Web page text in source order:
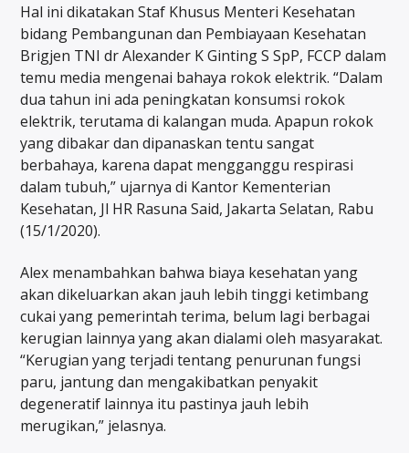
Hal ini dikatakan Staf Khusus Menteri Kesehatan
bidang Pembangunan dan Pembiayaan Kesehatan
Brigjen TNI dr Alexander K Ginting S SpP, FCCP dalam
temu media mengenai bahaya rokok elektrik. “Dalam
dua tahun ini ada peningkatan konsumsi rokok
elektrik, terutama di kalangan muda. Apapun rokok
yang dibakar dan dipanaskan tentu sangat
berbahaya, karena dapat mengganggu respirasi
dalam tubuh,” ujarnya di Kantor Kementerian
Kesehatan, Jl HR Rasuna Said, Jakarta Selatan, Rabu
(15/1/2020).
Alex menambahkan bahwa biaya kesehatan yang
akan dikeluarkan akan jauh lebih tinggi ketimbang
cukai yang pemerintah terima, belum lagi berbagai
kerugian lainnya yang akan dialami oleh masyarakat.
“Kerugian yang terjadi tentang penurunan fungsi
paru, jantung dan mengakibatkan penyakit
degeneratif lainnya itu pastinya jauh lebih
merugikan,” jelasnya.